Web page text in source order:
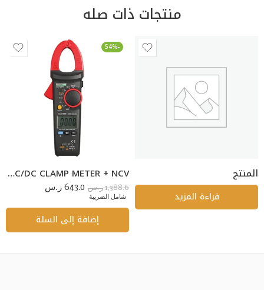
منتجات ذات صله
المنتج
قراءة المزيد
-54%
BESANTEK BST-CM74 400A TRUE RMS AC/DC CLAMP METER + NCV
1,388.6 ر.س 643.0 ر.س
شامل الضريبة
إضافة إلى السلة